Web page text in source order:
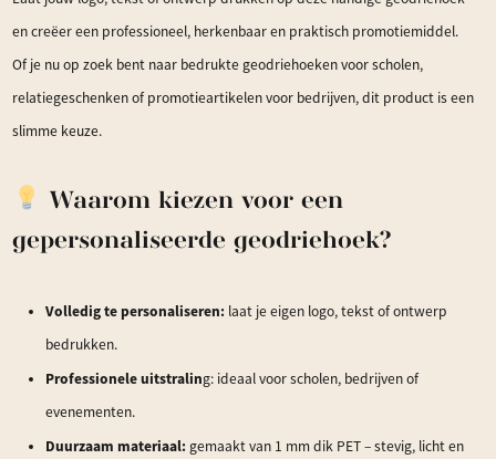
en creëer een professioneel, herkenbaar en praktisch promotiemiddel.
Of je nu op zoek bent naar bedrukte geodriehoeken voor scholen,
relatiegeschenken of promotieartikelen voor bedrijven, dit product is een
slimme keuze.
Waarom kiezen voor een
gepersonaliseerde geodriehoek?
Volledig te personaliseren: laat je eigen logo, tekst of ontwerp
bedrukken.
Professionele uitstraling: ideaal voor scholen, bedrijven of
evenementen.
Duurzaam materiaal: gemaakt van 1 mm dik PET – stevig, licht en